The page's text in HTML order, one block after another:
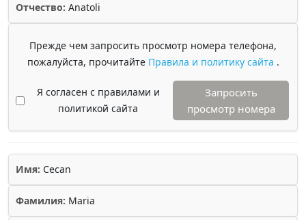
Отчество: Anatoli
Прежде чем запросить просмотр номера телефона,
пожалуйста, прочитайте Правила и политику сайта .
Я согласен с правилами и
политикой сайта
Запросить
просмотр номера
Имя: Cecan
Фамилия: Maria